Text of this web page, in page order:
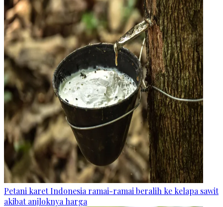
Petani karet Indonesia ramai-ramai beralih ke kelapa sawit
akibat anjloknya harga